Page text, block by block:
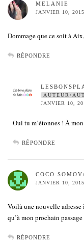
MELANIE
JANVIER 10,
Dommage que ce soit à
RÉPONDRE
AUTEUR/
JANVIER 10,
Oui tu m’étonnes ! À
RÉPONDRE
COCO
JANVIER 10,
Voilà une nouvelle adresse
qu’à mon prochain
RÉPONDRE